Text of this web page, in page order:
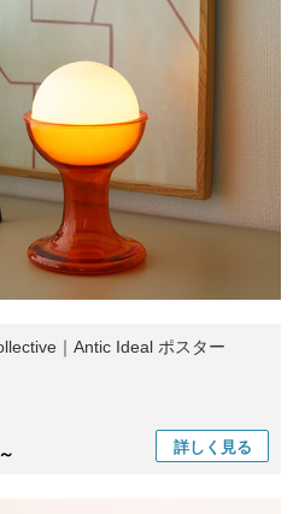
｜Antic Ideal ポスター
詳しく 見る